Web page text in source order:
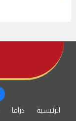
الرئيسية دراما